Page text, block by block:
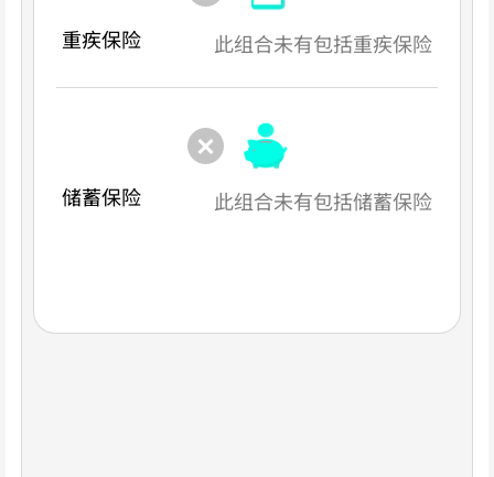
重疾保险 此组合未有包括重疾保险
储蓄保险 此组合未有包括储蓄保险